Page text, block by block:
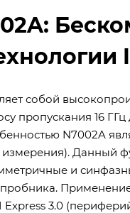
собой
пропускания 16
N7002A
Данный
и
3.0